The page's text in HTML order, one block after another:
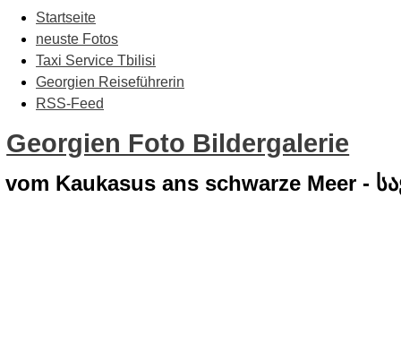
Startseite
neuste Fotos
Taxi Service Tbilisi
Georgien Reiseführerin
RSS-Feed
Georgien Foto Bildergalerie
vom Kaukasus ans schwarze Meer -